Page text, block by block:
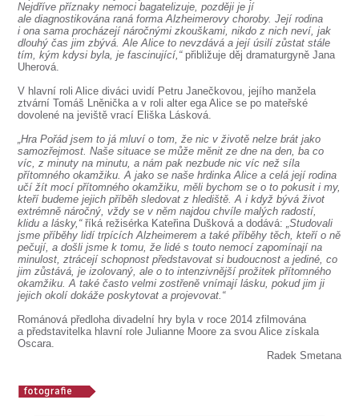
Nejdříve příznaky nemoci bagatelizuje, později je jí
ale diagnostikována raná forma Alzheimerovy choroby. Její rodina
i ona sama procházejí náročnými zkouškami, nikdo z nich neví, jak
dlouhý čas jim zbývá. Ale Alice to nevzdává a její úsilí zůstat stále
tím, kým kdysi byla, je fascinující,“ přibližuje děj dramaturgyně Jana
Uherová.
V hlavní roli Alice diváci uvidí Petru Janečkovou, jejího manžela
ztvární Tomáš Lněnička a v roli alter ega Alice se po mateřské
dovolené na jeviště vrací Eliška Lásková.
„Hra Pořád jsem to já mluví o tom, že nic v životě nelze brát jako
samozřejmost. Naše situace se může měnit ze dne na den, ba co
víc, z minuty na minutu, a nám pak nezbude nic víc než síla
přítomného okamžiku. A jako se naše hrdinka Alice a celá její rodina
učí žít mocí přítomného okamžiku, měli bychom se o to pokusit i my,
kteří budeme jejich příběh sledovat z hlediště. A i když bývá život
extrémně náročný, vždy se v něm najdou chvíle malých radostí,
klidu a lásky,“říká režisérka Kateřina Dušková a dodává:„Studovali
jsme příběhy lidí trpících Alzheimerem a také příběhy těch, kteří o ně
pečují, a došli jsme k tomu, že lidé s touto nemocí zapomínají na
minulost, ztrácejí schopnost představovat si budoucnost a jediné, co
jim zůstává, je izolovaný, ale o to intenzivnější prožitek přítomného
okamžiku. A také často velmi zostřeně vnímají lásku, pokud jim ji
jejich okolí dokáže poskytovat a projevovat.“
Románová předloha divadelní hry byla v roce 2014 zfilmována
a představitelka hlavní role Julianne Moore za svou Alice získala
Oscara.
Radek Smetana